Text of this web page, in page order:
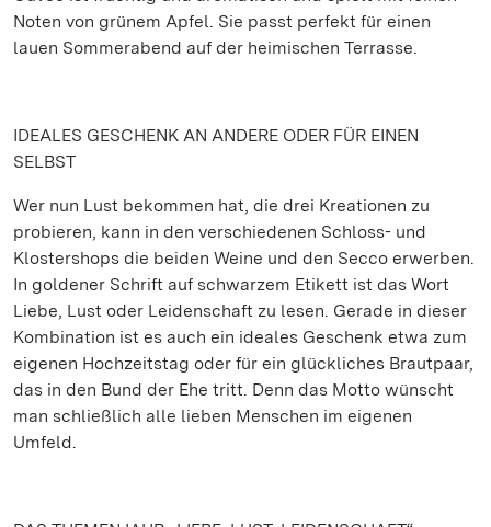
Noten von grünem Apfel. Sie passt perfekt für einen
lauen Sommerabend auf der heimischen Terrasse.
IDEALES GESCHENK AN ANDERE ODER FÜR EINEN
SELBST
Wer nun Lust bekommen hat, die drei Kreationen zu
probieren, kann in den verschiedenen Schloss- und
Klostershops die beiden Weine und den Secco erwerben.
In goldener Schrift auf schwarzem Etikett ist das Wort
Liebe, Lust oder Leidenschaft zu lesen. Gerade in dieser
Kombination ist es auch ein ideales Geschenk etwa zum
eigenen Hochzeitstag oder für ein glückliches Brautpaar,
das in den Bund der Ehe tritt. Denn das Motto wünscht
man schließlich alle lieben Menschen im eigenen
Umfeld.